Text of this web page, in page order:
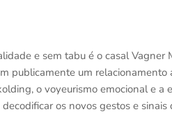
e sem tabu é o casal
publicamente um
o voyeurismo emocional e
os novos gestos e